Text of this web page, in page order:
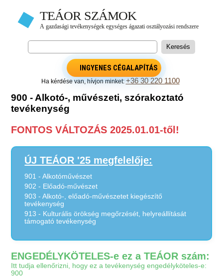
INGYENES CÉGALAPÍTÁS
Ha kérdése van, hívjon minket:+36 30 220 1100
900 - Alkotó-, művészeti, szórakoztató
tevékenység
FONTOS VÁLTOZÁS 2025.01.01-től!
ÚJ TEÁOR '25 megfelelője:
901 - Alkotóművészet
902 - Előadó-művészet
903 - Alkotó-, előadó-művészetet kiegészítő
tevékenység
913 - Kulturális örökség megőrzését, helyreállítását
támogató tevékenység
ENGEDÉLYKÖTELES-e ez a TEÁOR szám:
Itt tudja ellenőrizni, hogy ez a tevékenység engedélyköteles-e:
900